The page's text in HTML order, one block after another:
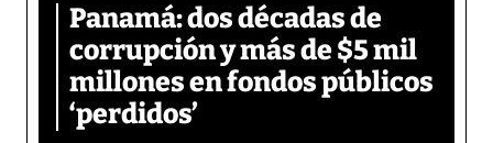
Panamá: dos décadas de
corrupción y más de $5 mil
millones en fondos públicos
‘perdidos’